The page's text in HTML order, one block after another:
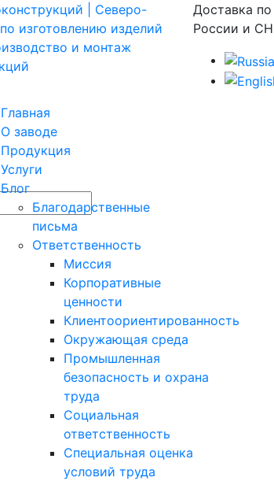
Доставка по
России и
Главная
О заводе
Продукция
Услуги
Блог
Благодарственные
письма
Ответственность
Миссия
Корпоративные
ценности
Клиентоориентированность
Окружающая среда
Промышленная
безопасность и охрана
труда
Социальная
ответственность
Специальная оценка
условий труда